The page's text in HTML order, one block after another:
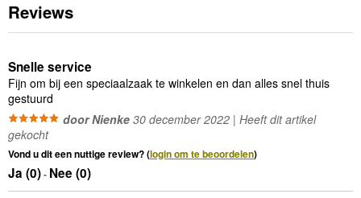
Reviews
Snelle service
Fijn om bij een speciaalzaak te winkelen en dan alles snel thuis
gestuurd
door Nienke 30 december 2022 | Heeft dit artikel
gekocht
Vond u dit een nuttige review? (login om te beoordelen)
Ja (0)- Nee (0)